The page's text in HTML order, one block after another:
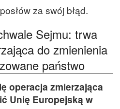
za swój błąd.
Sejmu: trwa
do zmienienia
państwo
operacja zmierzająca
Unię Europejską w